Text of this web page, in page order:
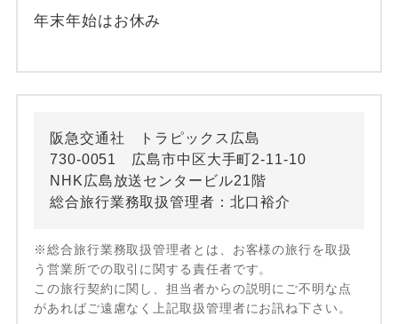
年末年始はお休み
阪急交通社 トラピックス広島
730-0051 広島市中区大手町2-11-10
NHK広島放送センタービル21階
総合旅行業務取扱管理者：北口裕介
※総合旅行業務取扱管理者とは、お客様の旅行を取扱
う営業所での取引に関する責任者です。
この旅行契約に関し、担当者からの説明にご不明な点
があればご遠慮なく上記取扱管理者にお訊ね下さい。